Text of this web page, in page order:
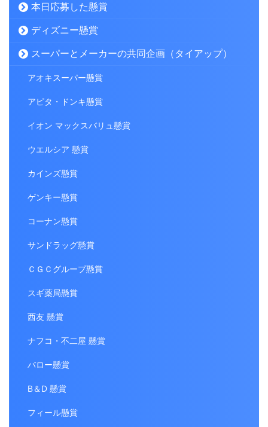
本日応募した懸賞
ディズニー懸賞
スーパーとメーカーの共同企画（タイアップ）
アオキスーパー懸賞
アピタ・ドンキ懸賞
イオン マックスバリュ懸賞
ウエルシア 懸賞
カインズ懸賞
ゲンキー懸賞
コーナン懸賞
サンドラッグ懸賞
ＣＧＣグループ懸賞
スギ薬局懸賞
西友 懸賞
ナフコ・不二屋 懸賞
バロー懸賞
B＆D 懸賞
フィール懸賞